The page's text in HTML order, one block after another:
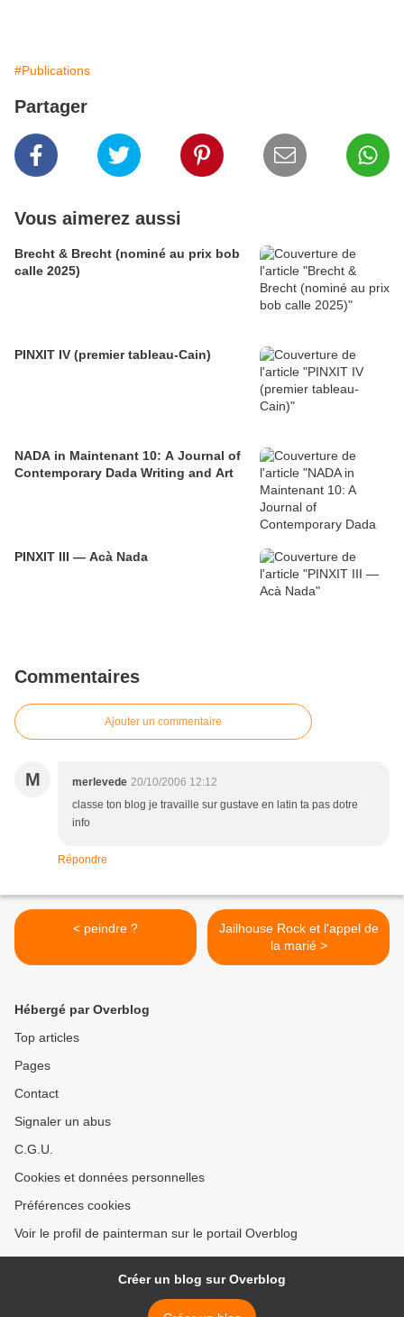
#Publications
Partager
Vous aimerez aussi
Brecht & Brecht (nominé au prix bob
calle 2025)
PINXIT IV (premier tableau-Cain)
NADA in Maintenant 10: A Journal of
Contemporary Dada Writing and Art
PINXIT III — Acà Nada
Commentaires
Ajouter un commentaire
M merlevede 20/10/2006 12:12
classe ton blog je travaille sur gustave en latin ta pas dotre
info
Répondre
< peindre ?
Jailhouse Rock et l'appel de
la marié >
Hébergé par Overblog
Top articles
Pages
Contact
Signaler un abus
C.G.U.
Cookies et données personnelles
Préférences cookies
Voir le profil de painterman sur le portail Overblog
Créer un blog sur Overblog